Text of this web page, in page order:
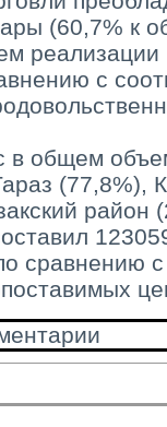
(60,7% к
с
общем
(77,8%),
район
сравнению